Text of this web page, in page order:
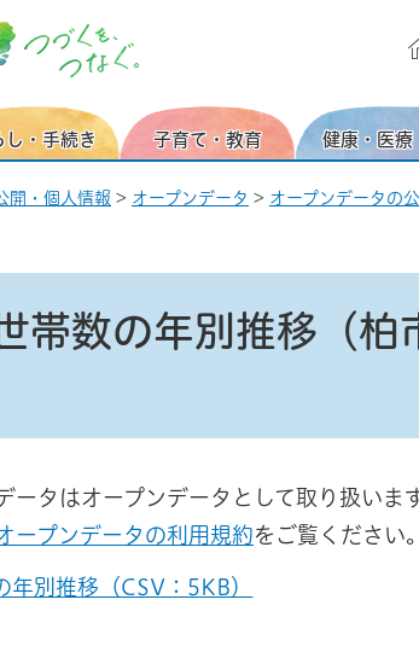
。
し・手続き 子育て・教育 健康・医療
開・個人情報 > オープンデータ > オープンデータの
帯数の年別推移（柏
ータはオープンデータとして取り扱います
ープンデータの利用規約をご覧ください。
年別推移（CSV：5KB）